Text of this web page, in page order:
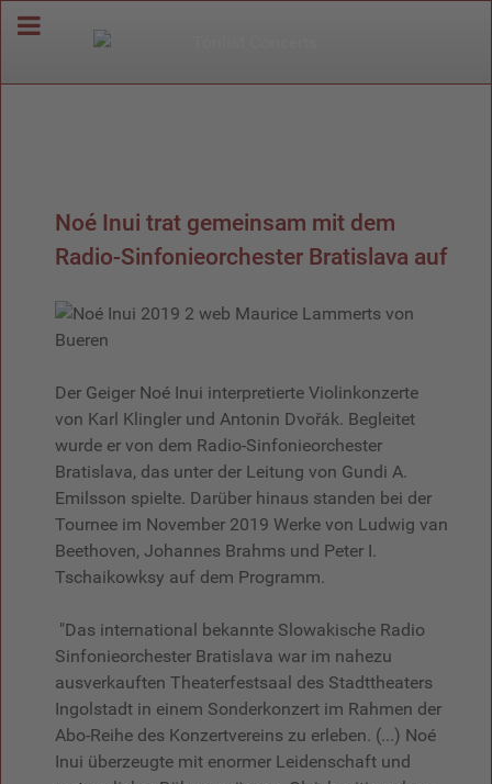
Noé Inui trat gemeinsam mit dem
Radio-Sinfonieorchester Bratislava auf
Der Geiger Noé Inui interpretierte Violinkonzerte
von Karl Klingler und Antonin Dvořák. Begleitet
wurde er von dem Radio-Sinfonieorchester
Bratislava, das unter der Leitung von Gundi A.
Emilsson spielte. Darüber hinaus standen bei der
Tournee im November 2019 Werke von Ludwig van
Beethoven, Johannes Brahms und Peter I.
Tschaikowksy auf dem Programm.
"Das international bekannte Slowakische Radio
Sinfonieorchester Bratislava war im nahezu
ausverkauften Theaterfestsaal des Stadttheaters
Ingolstadt in einem Sonderkonzert im Rahmen der
Abo-Reihe des Konzertvereins zu erleben. (...) Noé
Inui überzeugte mit enormer Leidenschaft und